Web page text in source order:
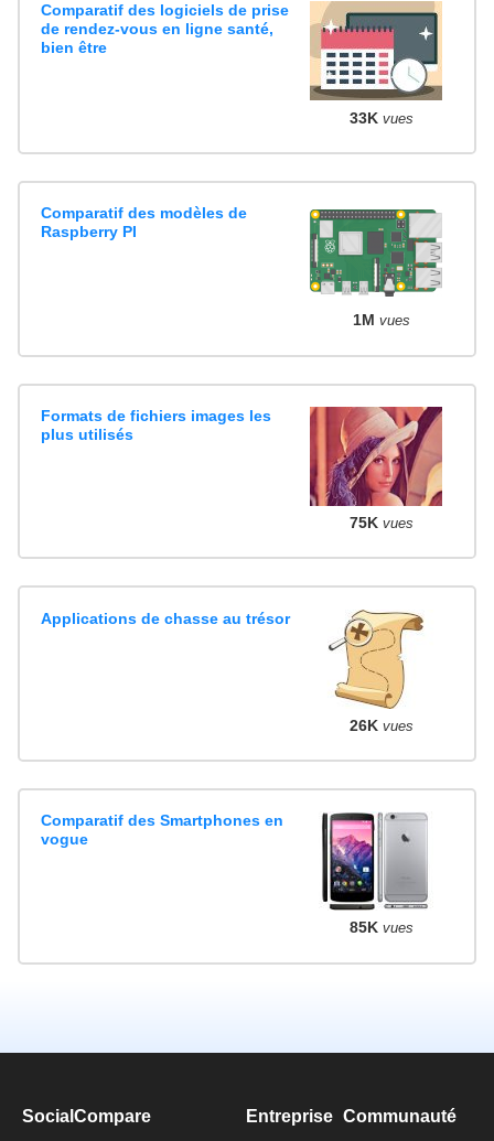
Comparatif des logiciels de prise
de rendez-vous en ligne santé,
bien être
33K vues
Comparatif des modèles de
Raspberry PI
1M vues
Formats de fichiers images les
plus utilisés
75K vues
Applications de chasse au trésor
26K vues
Comparatif des Smartphones en
vogue
85K vues
SocialCompare Entreprise Communauté